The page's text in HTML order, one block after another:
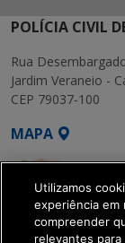
POLÍCIA CIVIL
Rua
Jardim Veraneio -
CEP 79037-100
MAPA
Utilizamos
experiência em
compreender
relevantes